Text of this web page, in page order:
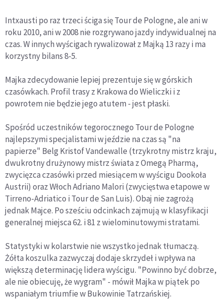
Intxausti po raz trzeci ściga się Tour de Pologne, ale ani w
roku 2010, ani w 2008 nie rozgrywano jazdy indywidualnej na
czas. W innych wyścigach rywalizował z Majką 13 razy i ma
korzystny bilans 8-5.
Majka zdecydowanie lepiej prezentuje się w górskich
czasówkach. Profil trasy z Krakowa do Wieliczki i z
powrotem nie będzie jego atutem - jest płaski.
Spośród uczestników tegorocznego Tour de Pologne
najlepszymi specjalistami w jeździe na czas są "na
papierze" Belg Kristof Vandewalle (trzykrotny mistrz kraju,
dwukrotny drużynowy mistrz świata z Omegą Pharmą,
zwycięzca czasówki przed miesiącem w wyścigu Dookoła
Austrii) oraz Włoch Adriano Malori (zwycięstwa etapowe w
Tirreno-Adriatico i Tour de San Luis). Obaj nie zagrożą
jednak Majce. Po sześciu odcinkach zajmują w klasyfikacji
generalnej miejsca 62. i 81 z wielominutowymi stratami.
Statystyki w kolarstwie nie wszystko jednak tłumaczą.
Żółta koszulka zazwyczaj dodaje skrzydeł i wpływa na
większą determinację lidera wyścigu. "Powinno być dobrze,
ale nie obiecuję, że wygram" - mówił Majka w piątek po
wspaniałym triumfie w Bukowinie Tatrzańskiej.